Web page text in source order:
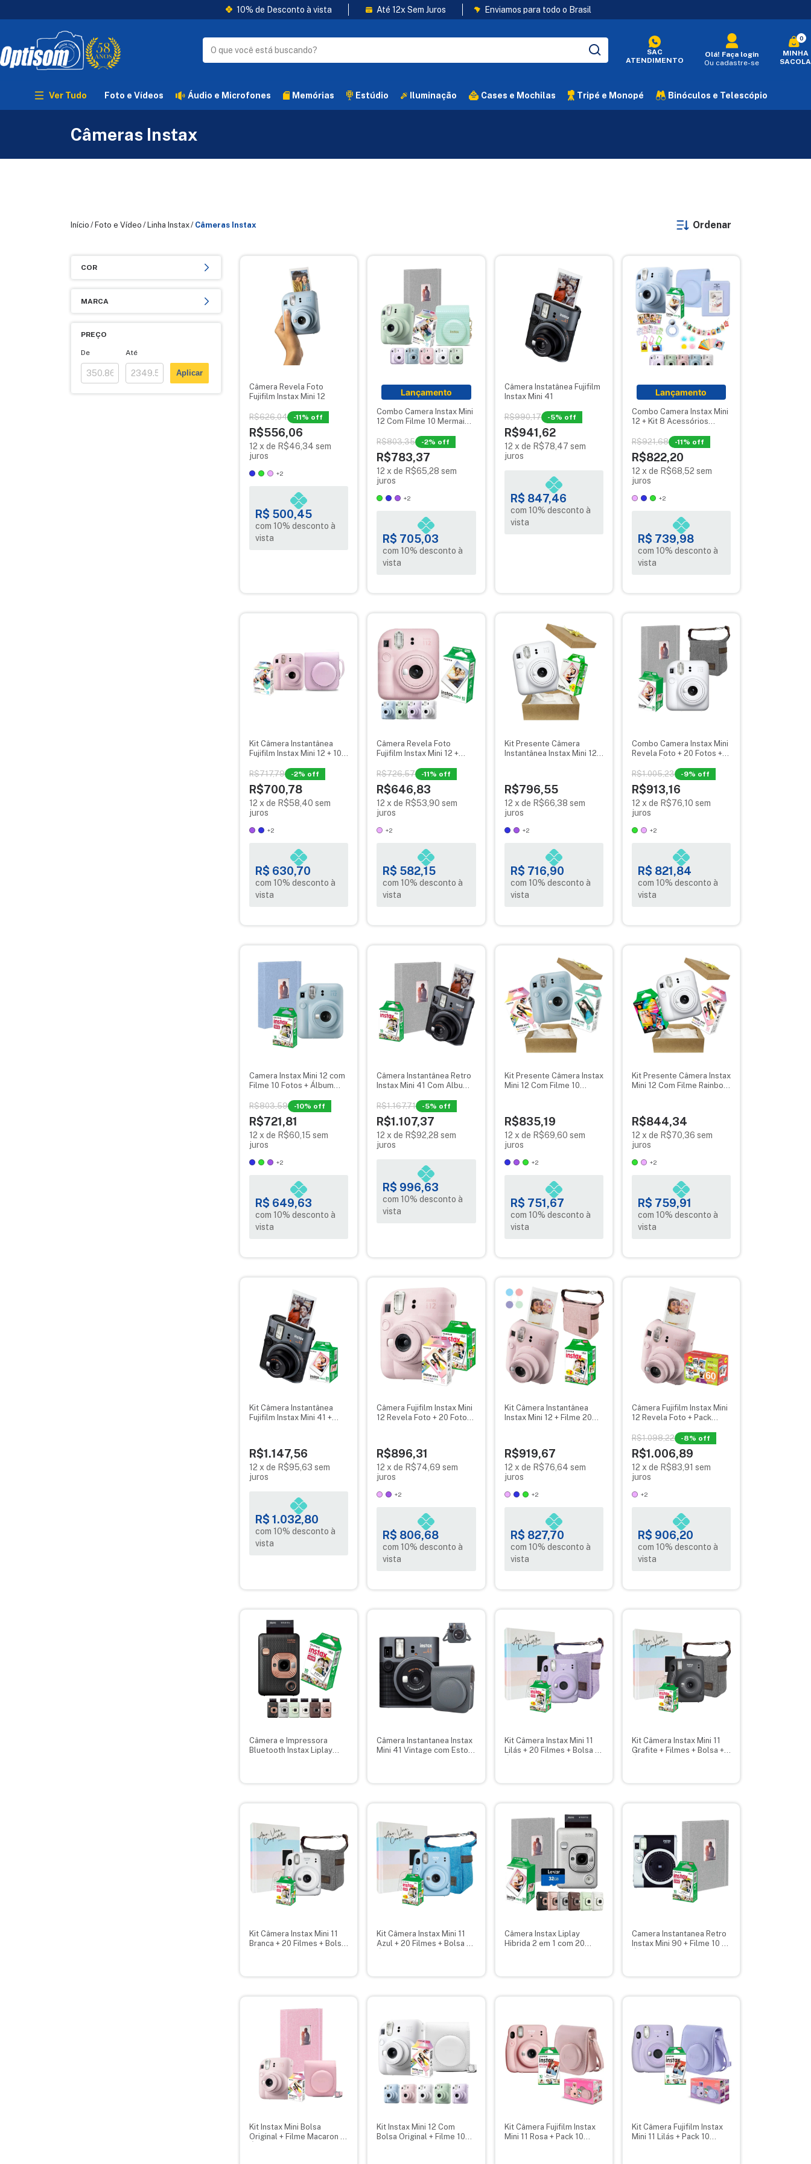
10% de Desconto à vista Até 12x Sem Juros Enviamos para todo o Brasil
SAC
ATENDIMENTO
Olá! Faça login
Ou cadastre-se
MINHA
SACOLA
0
Ver Tudo Foto e Vídeos Áudio e Microfones Memórias Estúdio Iluminação Cases e Mochilas Tripé e Monopé Binóculos e Telescópio
Câmeras Instax
Início / Foto e Vídeo / Linha Instax/ Câmeras Instax Ordenar
COR
MARCA
PREÇO
De Até
Aplicar
Câmera Revela Foto
Fujifilm Instax Mini 12
R$626,04 -11% off
R$556,06
12 x de R$46,34 sem
juros
+2
R$ 500,45
com 10% desconto à
vista
Lançamento
Combo Camera Instax Mini
12 Com Filme 10 Mermaid +
R$803,35
-2% off
R$783,37
12 xde R$65,28 sem
juros
+2
R$ 705,03
com 10% desconto à
vista
Câmera Instatânea Fujifilm
Instax Mini 41
R$990,17 -5% off
R$941,62
12 x de R$78,47 sem
juros
R$ 847,46
com 10% desconto à
vista
Lançamento
Combo Camera Instax Mini
12 + Kit 8 Acessórios
R$921,68
-11% off
R$822,20
12 x de R$68,52 sem
juros
+2
R$ 739,98
com 10% desconto à
vista
Kit Câmera Instantânea
Fujifilm Instax Mini 12 + 10
R$717,79
-2% off
R$700,78
12 x de R$58,40 sem
juros
+2
R$ 630,70
com 10% desconto à
vista
Câmera Revela Foto
Fujifilm Instax Mini 12 +
R$726,57
-11% off
R$646,83
12 xde R$53,90 sem
juros
+2
R$ 582,15
com 10% desconto à
vista
Kit Presente Câmera
Instantânea Instax Mini 12
R$796,55
12 x de R$66,38 sem
juros
+2
R$ 716,90
com 10% desconto à
vista
Combo Camera Instax Mini
Revela Foto + 20 Fotos +
R$1.005,23
-9% off
R$913,16
12 x de R$76,10 sem
juros
+2
R$ 821,84
com 10% desconto à
vista
Camera Instax Mini 12 com
Filme 10 Fotos + Álbum
R$803,59
-10% off
R$721,81
12 x de R$60,15 sem
juros
+2
R$ 649,63
com 10% desconto à
vista
Câmera Instantânea Retro
Instax Mini 41 Com Album
R$1.167,71
-5% off
R$1.107,37
12 xde R$92,28 sem
juros
R$ 996,63
com 10% desconto à
vista
Kit Presente Câmera Instax
Mini 12 Com Filme 10
R$835,19
12 x de R$69,60 sem
juros
+2
R$ 751,67
com 10% desconto à
vista
Kit Presente Câmera Instax
Mini 12 Com Filme Rainbow
R$844,34
12 x de R$70,36 sem
juros
+2
R$ 759,91
com 10% desconto à
vista
Kit Câmera Instantânea
Fujifilm Instax Mini 41 +
R$1.147,56
12 xde R$95,63 sem
juros
R$ 1.032,80
com 10% desconto à
vista
Câmera Fujifilm Instax Mini
12 Revela Foto + 20 Fotos
R$896,31
12 xde R$74,69 sem
juros
+2
R$ 806,68
com 10% desconto à
vista
Kit Câmera Instantânea
Instax Mini 12 + Filme 20
R$919,67
12 xde R$76,64 sem
juros
+2
R$ 827,70
com 10% desconto à
vista
Câmera Fujifilm Instax Mini
12 Revela Foto + Pack
R$1.098,22
-8% off
R$1.006,89
12 xde R$83,91 sem
juros
+2
R$ 906,20
com 10% desconto à
vista
Câmera e Impressora
Bluetooth Instax Liplay
Câmera Instantanea Instax
Mini 41 Vintage com Estojo
Kit Câmera Instax Mini 11
Lilás + 20 Filmes + Bolsa +
Kit Câmera Instax Mini 11
Grafite + Filmes + Bolsa +
Kit Câmera Instax Mini 11
Branca + 20 Filmes + Bolsa
Kit Câmera Instax Mini 11
Azul + 20 Filmes + Bolsa +
Câmera Instax Liplay
Hibrida 2 em 1 com 20
Camera Instantanea Retro
Instax Mini 90 + Filme 10 +
Kit Instax Mini Bolsa
Original + Filme Macaron e
Kit Instax Mini 12 Com
Bolsa Original + Filme 10
Kit Câmera Fujifilm Instax
Mini 11 Rosa + Pack 10
Kit Câmera Fujifilm Instax
Mini 11 Lilás + Pack 10